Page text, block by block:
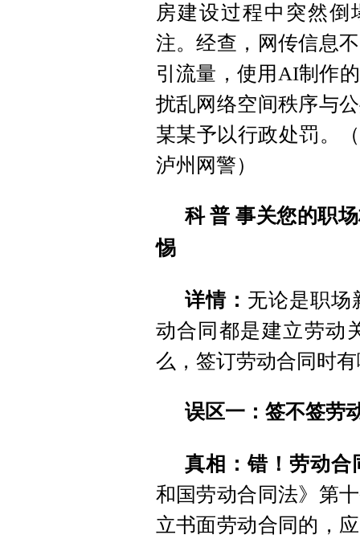
房建设过程中突然
注。经查，网传信息
引流量，使用AI制作
扰乱网络空间秩序与
某某予以行政处罚。
泸州网警）
科 普 事关您的职
惕
详情： 无论是职场
动合同都是建立劳动
么，签订劳动合同时
误区一：签不签劳
真相：错！劳动合
和国劳动合同法》第
立书面劳动合同的，